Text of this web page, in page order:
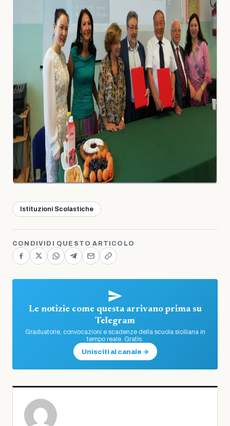
Istituzioni Scolastiche
CONDIVIDI QUESTO ARTICOLO
Le notizie come questa arrivano prima su
Telegram
Graduatorie, convocazioni e scadenze della scuola siciliana in
tempo reale. Gratis.
Unisciti al canale →